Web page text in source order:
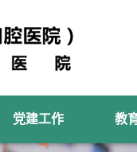
党建工作 教